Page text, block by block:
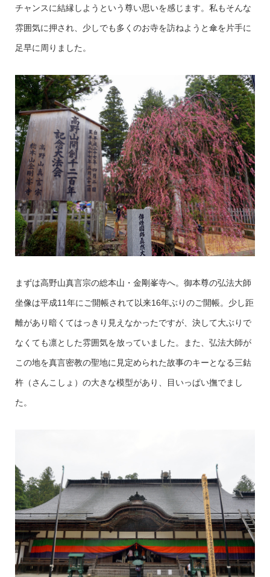
チャンスに結縁しようという尊い思いを感じます。私もそんな
雰囲気に押され、少しでも多くのお寺を訪ねようと傘を片手に
足早に周りました。
まずは高野山真言宗の総本山・金剛峯寺へ。御本尊の弘法大師
坐像は平成11年にご開帳されて以来16年ぶりのご開帳。少し距
離があり暗くてはっきり見えなかったですが、決して大ぶりで
なくても凛とした雰囲気を放っていました。また、弘法大師が
この地を真言密教の聖地に見定められた故事のキーとなる三鈷
杵（さんこしょ）の大きな模型があり、目いっぱい撫でまし
た。